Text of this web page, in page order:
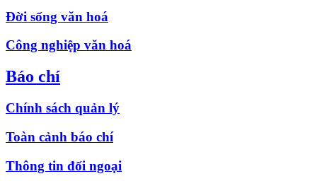
Đời sống văn hoá
Công nghiệp văn hoá
Báo chí
Chính sách quản lý
Toàn cảnh báo chí
Thông tin đối ngoại